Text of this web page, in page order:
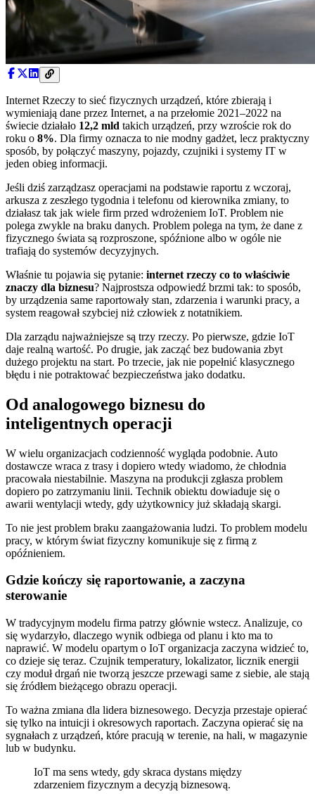
Internet Rzeczy to sieć fizycznych urządzeń, które zbierają i
wymieniają dane przez Internet, a na przełomie 2021–2022 na
świecie działało 12,2 mld takich urządzeń, przy wzroście rok do
roku o 8%. Dla firmy oznacza to nie modny gadżet, lecz praktyczny
sposób, by połączyć maszyny, pojazdy, czujniki i systemy IT w
jeden obieg informacji.
Jeśli dziś zarządzasz operacjami na podstawie raportu z wczoraj,
arkusza z zeszłego tygodnia i telefonu od kierownika zmiany, to
działasz tak jak wiele firm przed wdrożeniem IoT. Problem nie
polega zwykle na braku danych. Problem polega na tym, że dane z
fizycznego świata są rozproszone, spóźnione albo w ogóle nie
trafiają do systemów decyzyjnych.
Właśnie tu pojawia się pytanie: internet rzeczy co to właściwie
znaczy dla biznesu? Najprostsza odpowiedź brzmi tak: to sposób,
by urządzenia same raportowały stan, zdarzenia i warunki pracy, a
system reagował szybciej niż człowiek z notatnikiem.
Dla zarządu najważniejsze są trzy rzeczy. Po pierwsze, gdzie IoT
daje realną wartość. Po drugie, jak zacząć bez budowania zbyt
dużego projektu na start. Po trzecie, jak nie popełnić klasycznego
błędu i nie potraktować bezpieczeństwa jako dodatku.
Od analogowego biznesu do
inteligentnych operacji
W wielu organizacjach codzienność wygląda podobnie. Auto
dostawcze wraca z trasy i dopiero wtedy wiadomo, że chłodnia
pracowała niestabilnie. Maszyna na produkcji zgłasza problem
dopiero po zatrzymaniu linii. Technik obiektu dowiaduje się o
awarii wentylacji wtedy, gdy użytkownicy już składają skargi.
To nie jest problem braku zaangażowania ludzi. To problem modelu
pracy, w którym świat fizyczny komunikuje się z firmą z
opóźnieniem.
Gdzie kończy się raportowanie, a zaczyna
sterowanie
W tradycyjnym modelu firma patrzy głównie wstecz. Analizuje, co
się wydarzyło, dlaczego wynik odbiega od planu i kto ma to
naprawić. W modelu opartym o IoT organizacja zaczyna widzieć to,
co dzieje się teraz. Czujnik temperatury, lokalizator, licznik energii
czy moduł drgań nie tworzą jeszcze przewagi same z siebie, ale stają
się źródłem bieżącego obrazu operacji.
To ważna zmiana dla lidera biznesowego. Decyzja przestaje opierać
się tylko na intuicji i okresowych raportach. Zaczyna opierać się na
sygnałach z urządzeń, które pracują w terenie, na hali, w magazynie
lub w budynku.
IoT ma sens wtedy, gdy skraca dystans między
zdarzeniem fizycznym a decyzją biznesową.